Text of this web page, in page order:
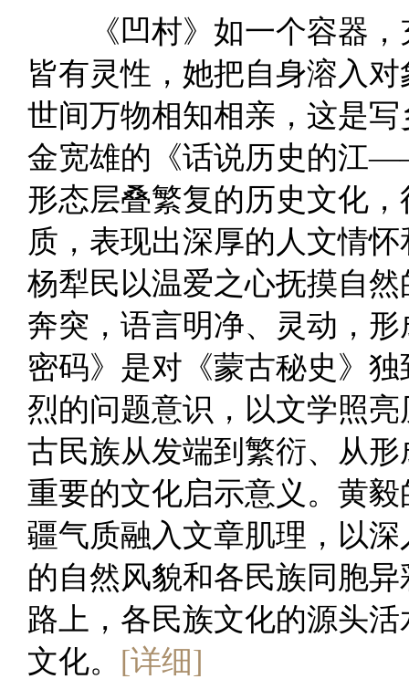
《凹村》如一个容器，
皆有灵性，她把自身溶入
世间万物相知相亲，这是
金宽雄的《话说历史的江
形态层叠繁复的历史文化
质，表现出深厚的人文情
杨犁民以温爱之心抚摸自
奔突，语言明净、灵动，
密码》是对《蒙古秘史》
烈的问题意识，以文学照
古民族从发端到繁衍、从
重要的文化启示意义。黄
疆气质融入文章肌理，以
的自然风貌和各民族同胞
路上，各民族文化的源头
文化。 [详细]